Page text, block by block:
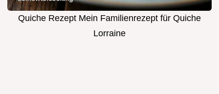
Quiche Rezept Mein Familienrezept für Quiche
Lorraine